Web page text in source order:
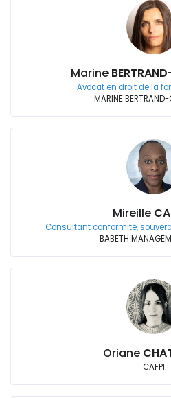
Marine
Avocat en droit de la
MARINE
Mireille
Consultant conformité,
BABETH
Oriane
CAFPI